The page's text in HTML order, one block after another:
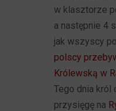
w klasztorze
a następnie 4
jak wszyscy
polscy
Królewską w
Tego dnia król
przysięgę na